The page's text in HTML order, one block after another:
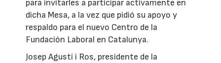
para invitarles a participar activamente en
dicha Mesa, a la vez que pidió su apoyo y
respaldo para el nuevo Centro de la
Fundación Laboral en Catalunya.
Josep Agustí i Ros, presidente de la